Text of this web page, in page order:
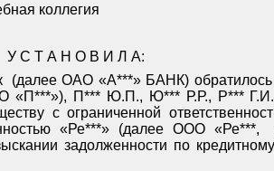
коллегия
У С Т А Н О В И Л А:
(далее ОАО «А***» БАНК) обратилось
«П***»), П*** Ю.П., Ю*** Р.Р., Р***
с ограниченной
«Ре***» (далее ООО «Ре***,
задолженности по